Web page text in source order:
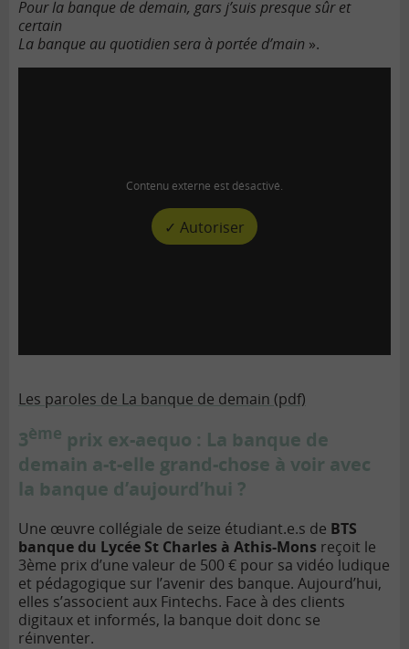
Pour la banque de demain, gars j’suis presque sûr et
certain
La banque au quotidien sera à portée d’main ».
Contenu externe est désactivé.
✓ Autoriser
Les paroles de La banque de demain (pdf)
3ème prix ex-aequo : La banque de
demain a-t-elle grand-chose à voir avec
la banque d’aujourd’hui ?
Une œuvre collégiale de seize étudiant.e.s de BTS
banque du Lycée St Charles à Athis-Mons reçoit le
3ème prix d’une valeur de 500 € pour sa vidéo ludique
et pédagogique sur l’avenir des banque. Aujourd’hui,
elles s’associent aux Fintechs. Face à des clients
digitaux et informés, la banque doit donc se
réinventer.